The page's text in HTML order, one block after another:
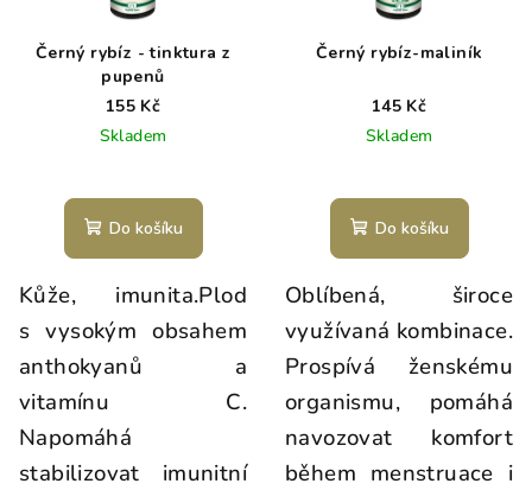
Černý rybíz - tinktura z
pupenů
155 Kč
Skladem
Do košíku
Kůže, imunita.Plod
s vysokým obsahem
anthokyanů a
vitamínu C.
Napomáhá
stabilizovat imunitní
Černý rybíz-maliník
145 Kč
Skladem
Do košíku
Oblíbená, široce
využívaná kombinace.
Prospívá ženskému
organismu, pomáhá
navozovat komfort
během menstruace i